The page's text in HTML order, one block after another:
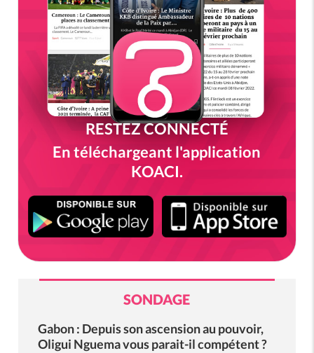
RESTEZ CONNECTÉ
En téléchargeant l'application
KOACI.
SONDAGE
Gabon : Depuis son ascension au pouvoir,
Oligui Nguema vous parait-il compétent ?